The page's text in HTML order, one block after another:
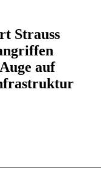
Strauss
auf